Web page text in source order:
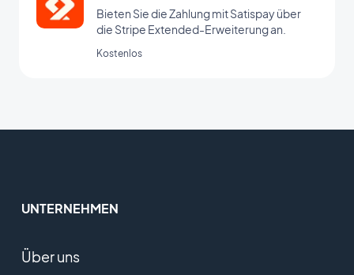
Bieten Sie die Zahlung mit Satispay über
die Stripe Extended-Erweiterung an.
Kostenlos
UNTERNEHMEN
Über uns